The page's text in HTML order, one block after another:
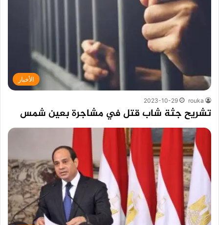
الأخبار
rouka
2023-10-29
تشريح جثة شاب قتل في مشاجرة بعين شمس